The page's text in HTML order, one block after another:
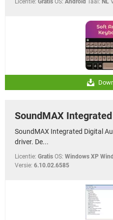
Licentie: Gratis OS: Android Taal: NL
SoundMAX
SoundMAX Integrated Digital
driver. De...
Licentie: Gratis OS: Windows XP
Versie: 6.10.02.6585